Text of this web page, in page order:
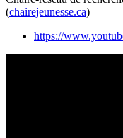
(chairejeunesse.ca)
https://